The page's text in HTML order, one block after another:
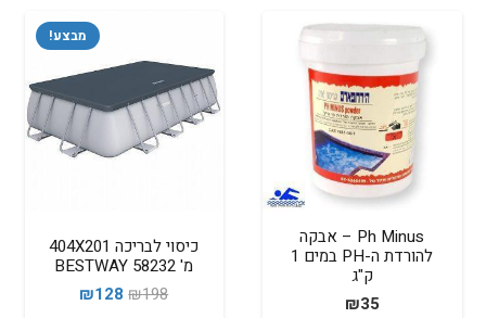
Ph Minus – אבקה
להורדת ה-PH במים 1
ק"ג
₪35
מבצע!
כיסוי לבריכה 404X201
מ' 58232 BESTWAY
₪198
המחיר
₪128
המחיר